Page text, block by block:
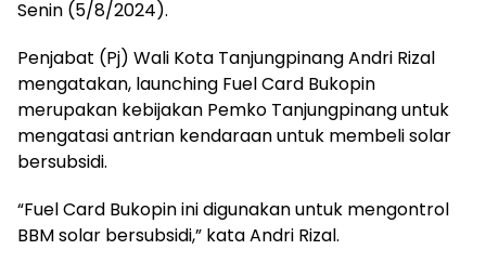
Senin (5/8/2024).
Penjabat (Pj) Wali Kota Tanjungpinang Andri Rizal
mengatakan, launching Fuel Card Bukopin
merupakan kebijakan Pemko Tanjungpinang untuk
mengatasi antrian kendaraan untuk membeli solar
bersubsidi.
“Fuel Card Bukopin ini digunakan untuk mengontrol
BBM solar bersubsidi,” kata Andri Rizal.